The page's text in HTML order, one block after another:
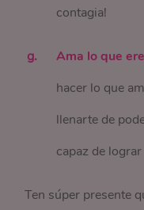
contagia!
Ama lo que
hacer lo que
llenarte de
capaz de
Ten súper presente